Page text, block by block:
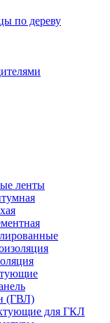
по дереву
ленты
(ГВЛ)
для ГКЛ